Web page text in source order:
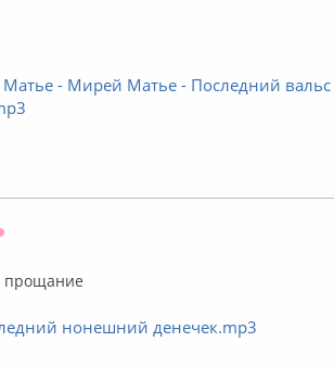
- Мирей Матье - Последний вальс
прощание
нонешний денечек.mp3